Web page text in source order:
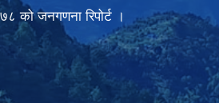
को जनगणना रिपोर्ट ।